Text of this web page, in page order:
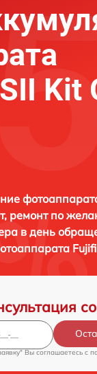
Kit
ремонт по
в день
Вы соглашаетесь c